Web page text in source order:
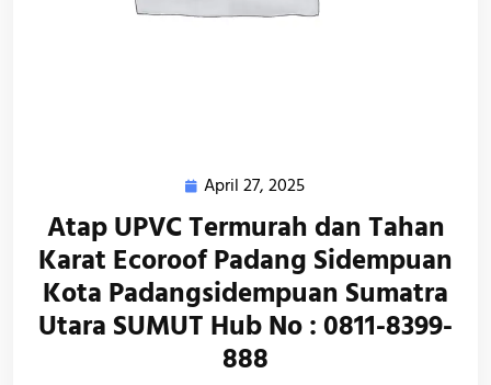
April 27, 2025
27,
2025
Atap UPVC Termurah dan Tahan
Karat Ecoroof Padang Sidempuan
Kota Padangsidempuan Sumatra
Utara SUMUT Hub No : 0811-8399-
888